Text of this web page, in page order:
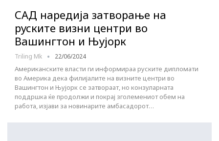
САД наредија затворање на
руските визни центри во
Вашингтон и Њујорк
Triling Mk 22/06/2024
Американските власти ги информираа руските дипломати
во Америка дека филијалите на визните центри во
Вашингтон и Њујорк се затвораат, но конзуларната
поддршка ќе продолжи и покрај зголемениот обем на
работа, изјави за новинарите амбасадорот…